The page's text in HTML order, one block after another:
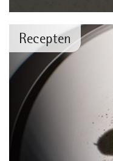
Op zoek naar een
chocolademousse,
Recepten